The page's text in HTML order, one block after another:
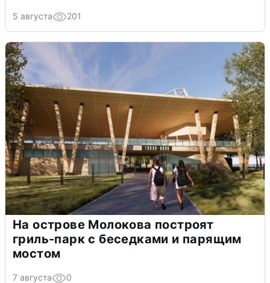
5 августа 201
На острове Молокова построят
гриль-парк с беседками и парящим
мостом
7 августа 0